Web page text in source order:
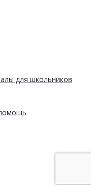
для школьников